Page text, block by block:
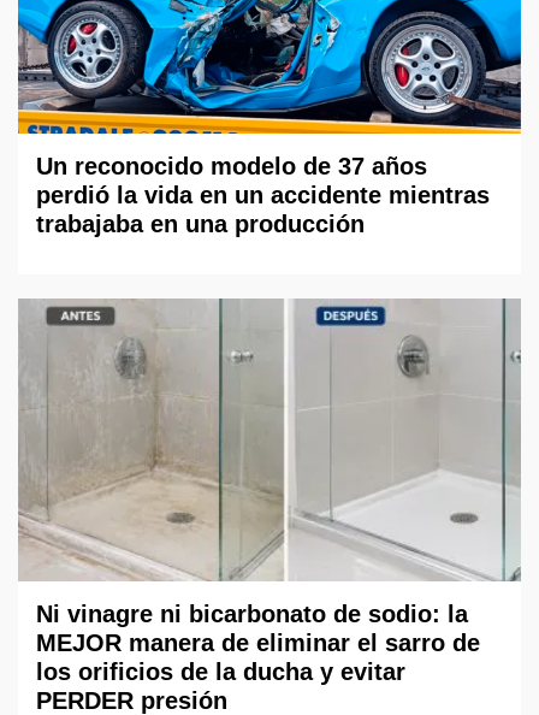
Un reconocido modelo de 37 años
perdió la vida en un accidente mientras
trabajaba en una producción
Ni vinagre ni bicarbonato de sodio: la
MEJOR manera de eliminar el sarro de
los orificios de la ducha y evitar
PERDER presión